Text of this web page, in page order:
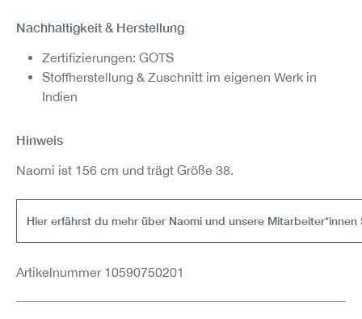
Nachhaltigkeit & Herstellung
Zertifizierungen: GOTS
Stoffherstellung & Zuschnitt im eigenen Werk in
Indien
Hinweis
Naomi ist 156 cm und trägt Größe 38.
Hier erfährst du mehr über Naomi und unsere Mitarbeiter*innen
Artikelnummer 10590750201